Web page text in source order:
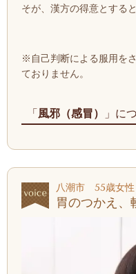
そが、漢方の得意とする
※自己判断による服用を
ておりません。
「 風邪（感冒） 」に
八潮市 55歳女性
胃のつかえ、